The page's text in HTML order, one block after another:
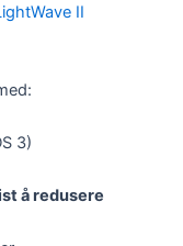
II
3)
å redusere